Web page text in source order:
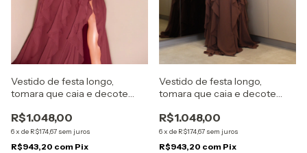
Vestido de festa longo,
tomara que caia e decote
babados verticais na saia -
Marsala
R$1.048,00
6x de R$174,67 sem juros
R$943,20 com Pix
Vestido de festa longo,
tomara que caia e decote
babados verticais na saia -
Marrom
R$1.048,00
6x de R$174,67 sem juros
R$943,20 com Pix